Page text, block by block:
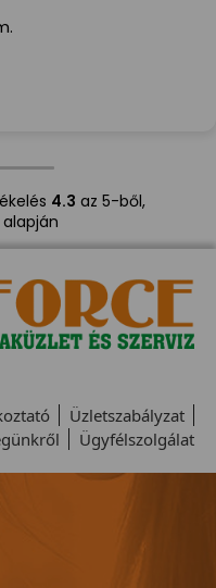
4.3 az 5-ből,
Üzletszabályzat
Ügyfélszolgálat